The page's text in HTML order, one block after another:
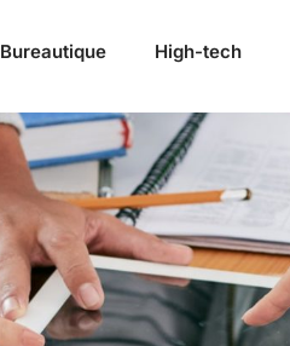
Bureautique High-tech